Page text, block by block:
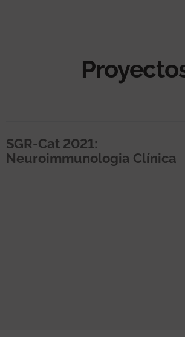
SGR-Cat 2021:
Neuroimmunologia Clínica